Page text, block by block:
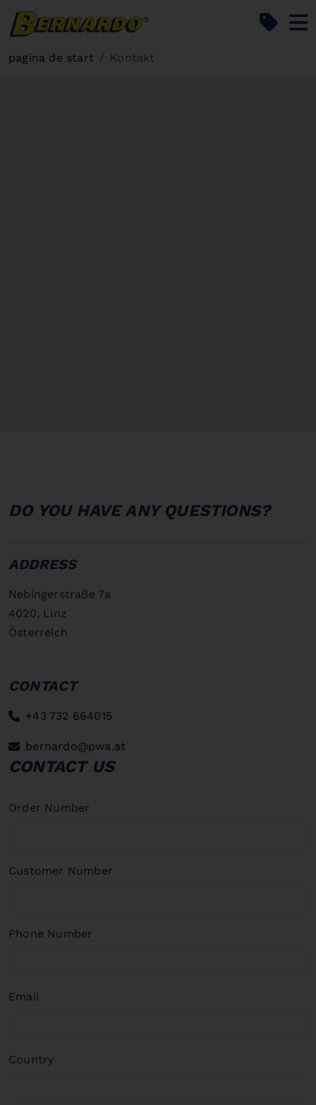
pagina de start Kontakt
CONTACT
DO YOU HAVE ANY QUESTIONS?
ADDRESS
Nebingerstraße 7a
4020, Linz
Österreich
CONTACT
+43 732 664015
bernardo@pwa.at
CONTACT US
Order Number
Customer Number
Phone Number
Email
Country